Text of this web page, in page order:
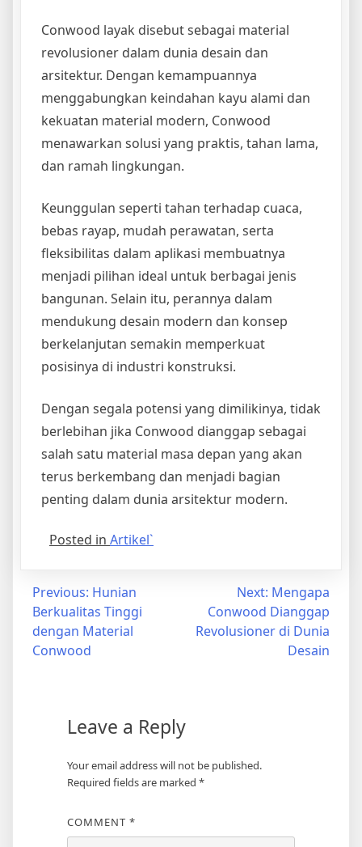
Conwood layak disebut sebagai material
revolusioner dalam dunia desain dan
arsitektur. Dengan kemampuannya
menggabungkan keindahan kayu alami dan
kekuatan material modern, Conwood
menawarkan solusi yang praktis, tahan lama,
dan ramah lingkungan.
Keunggulan seperti tahan terhadap cuaca,
bebas rayap, mudah perawatan, serta
fleksibilitas dalam aplikasi membuatnya
menjadi pilihan ideal untuk berbagai jenis
bangunan. Selain itu, perannya dalam
mendukung desain modern dan konsep
berkelanjutan semakin memperkuat
posisinya di industri konstruksi.
Dengan segala potensi yang dimilikinya, tidak
berlebihan jika Conwood dianggap sebagai
salah satu material masa depan yang akan
terus berkembang dan menjadi bagian
penting dalam dunia arsitektur modern.
Posted in Artikel`
Post
navigation
Previous: Hunian
Berkualitas Tinggi
dengan Material
Conwood
Next: Mengapa
Conwood Dianggap
Revolusioner di Dunia
Desain
Leave a Reply
Your email address will not be published.
Required fields are marked *
COMMENT *